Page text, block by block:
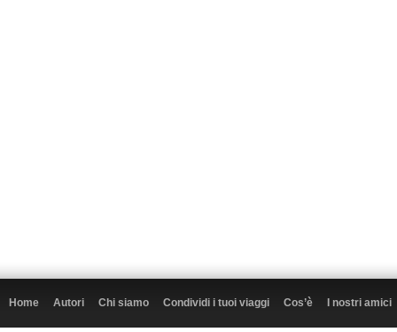
Home Autori Chi siamo Condividi i tuoi viaggi Cos’è I nostri amici